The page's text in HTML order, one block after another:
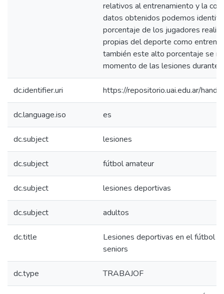
relativos al entrenamiento y la
datos obtenidos podemos
porcentaje de los jugadores
propias del deporte como
también este alto porcentaje se
momento de las lesiones durante
dc.identifier.uri https://repositorio.uai.edu.ar/
dc.language.iso es
dc.subject lesiones
dc.subject fútbol amateur
dc.subject lesiones deportivas
dc.subject adultos
dc.title
Lesiones deportivas en el fútbol
seniors
dc.type TRABAJOF